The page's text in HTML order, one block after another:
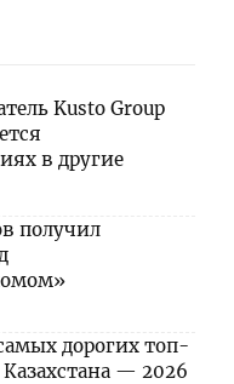
Kusto Group
в другие
получил
дорогих топ-
— 2026